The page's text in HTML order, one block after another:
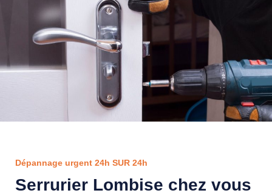
Dépannage urgent 24h SUR 24h
Serrurier Lombise chez vous